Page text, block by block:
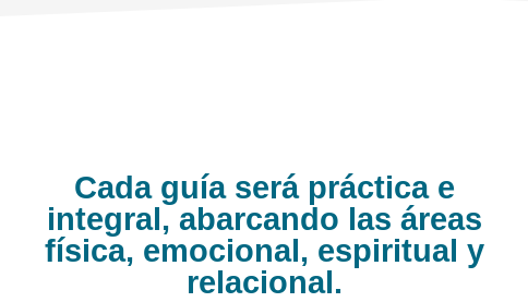
Cada guía será práctica e
integral, abarcando las áreas
física, emocional, espiritual y
relacional.